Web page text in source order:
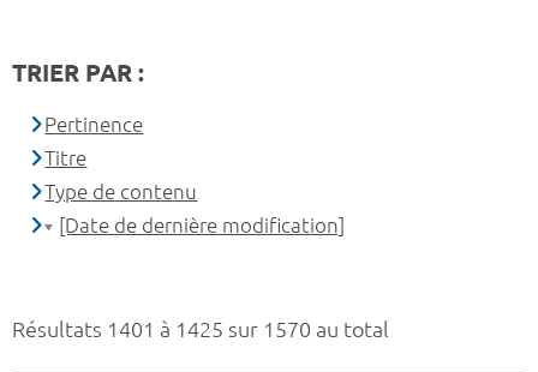
Résultats 1401 à 1425 sur 1570 au total
TRIER PAR :
Pertinence
Titre
Type de contenu
[Date de dernière modification]